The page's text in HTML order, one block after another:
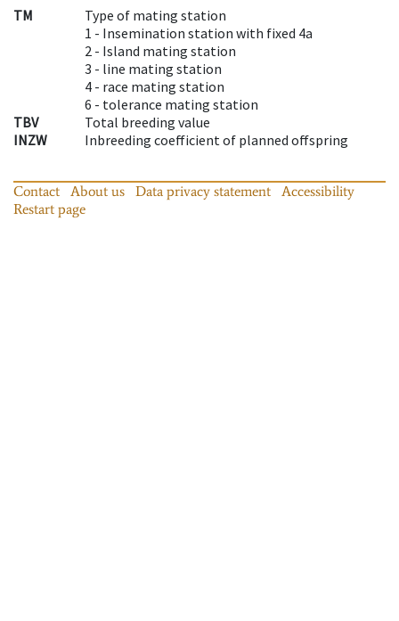
TM
Type of mating station
1 - Insemination station with fixed 4a
2 - Island mating station
3 - line mating station
4 - race mating station
6 - tolerance mating station
TBV
Total breeding value
INZW
Inbreeding coefficient of planned offspring
Contact About us Data privacy statement
Accessibility
Restart page